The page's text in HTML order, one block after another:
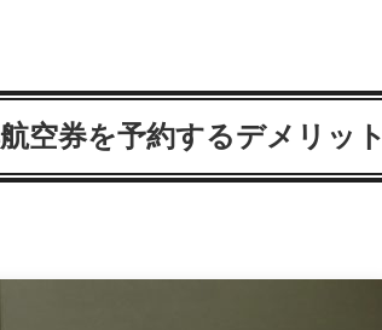
空券を予約するデメリット